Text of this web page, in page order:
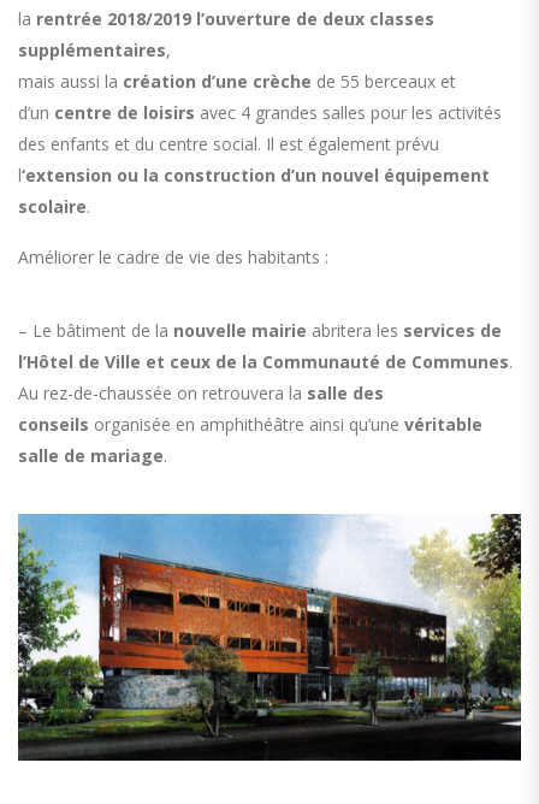
la rentrée 2018/2019 l’ouverture de deux classes
supplémentaires,
mais aussi la création d’une crèche de 55 berceaux et
d’un centre de loisirs avec 4 grandes salles pour les activités
des enfants et du centre social. Il est également prévu
l‘extension ou la construction d’un nouvel équipement
scolaire.
Améliorer le cadre de vie des habitants :
– Le bâtiment de la nouvelle mairie abritera les services de
l’Hôtel de Ville et ceux de la Communauté de Communes.
Au rez-de-chaussée on retrouvera la salle des
conseils organisée en amphithéâtre ainsi qu’une véritable
salle de mariage.